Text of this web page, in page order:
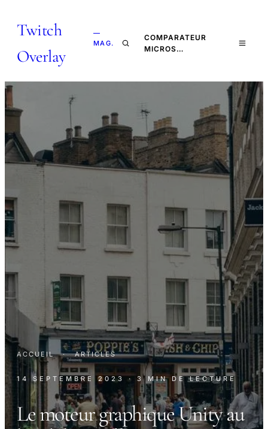
Twitch
Overlay
—
MAG.
COMPARATEUR
MICROS…
ACCUEIL · ARTICLES
14 SEPTEMBRE 2023 · 3 MIN DE LECTURE
Le moteur graphique Unity au